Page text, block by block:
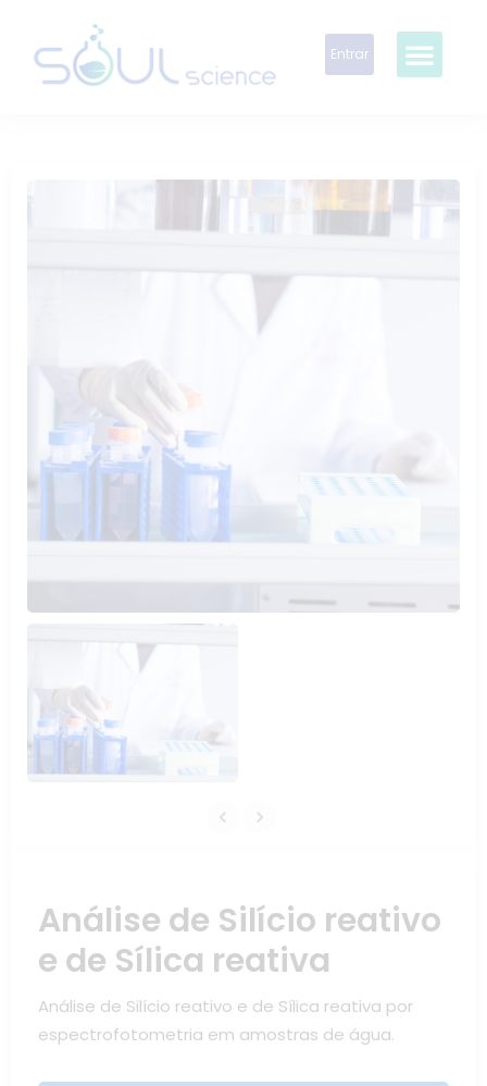
Entrar
Análise de Silício reativo
e de Sílica reativa
Análise de Silício reativo e de Sílica reativa por
espectrofotometria em amostras de água.